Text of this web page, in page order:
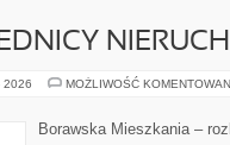
2026 MOŻLIWOŚĆ
Borawska Mieszkania –